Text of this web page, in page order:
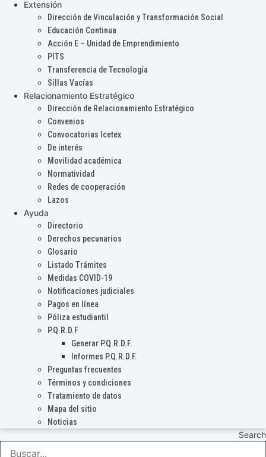
Extensión
Dirección de Vinculación y Transformación Social
Educación Continua
Acción E – Unidad de Emprendimiento
PITS
Transferencia de Tecnología
Sillas Vacías
Relacionamiento Estratégico
Dirección de Relacionamiento Estratégico
Convenios
Convocatorias Icetex
De interés
Movilidad académica
Normatividad
Redes de cooperación
Lazos
Ayuda
Directorio
Derechos pecunarios
Glosario
Listado Trámites
Medidas COVID-19
Notificaciones judiciales
Pagos en línea
Póliza estudiantil
P.Q.R.D.F
Generar P.Q.R.D.F.
Informes P.Q.R.D.F.
Preguntas frecuentes
Términos y condiciones
Tratamiento de datos
Mapa del sitio
Noticias
Search